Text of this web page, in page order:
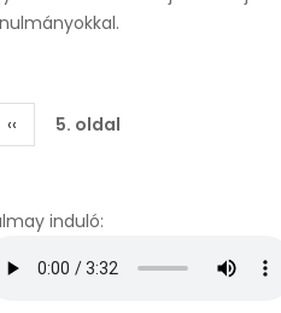
Előző
oldal
‹‹ 5. oldal
induló: